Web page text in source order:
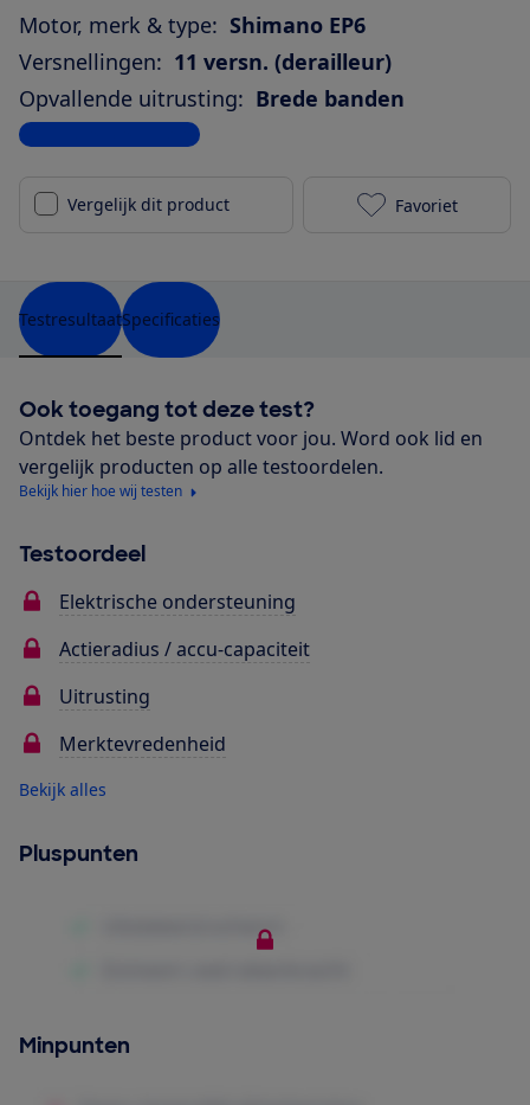
Motor, merk & type: Shimano EP6
Versnellingen: 11 versn. (derailleur)
Opvallende uitrusting: Brede banden
Bekijk alle specificaties
Vergelijk dit product Koga Vectro
Favoriet
TestresultaatSpecificaties
Ook toegang tot deze test?
Ontdek het beste product voor jou. Word ook lid en
vergelijk producten op alle testoordelen.
Bekijk hier hoe wij testen
Testoordeel
Elektrische ondersteuning
Actieradius / accu-capaciteit
Uitrusting
Merktevredenheid
Bekijk alles
Pluspunten
Minpunten